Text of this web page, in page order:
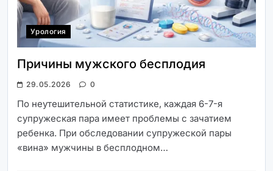
Урология
Причины мужского бесплодия
29.05.2026 0
По неутешительной статистике, каждая 6-7-я
супружеская пара имеет проблемы с зачатием
ребенка. При обследовании супружеской пары
«вина» мужчины в бесплодном…